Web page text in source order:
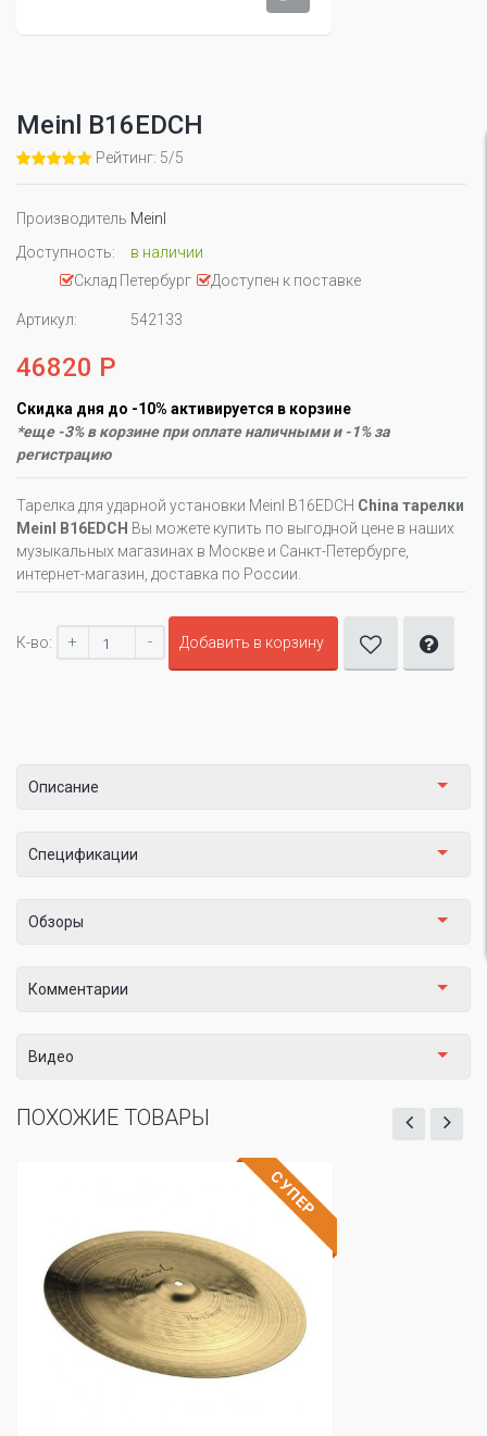
Meinl B16EDCH
Рейтинг: 5/5
Производитель Meinl
Доступность:
в наличии
Склад Петербург
Доступен к поставке
Артикул: 542133
46820 Р
Скидка дня до -10% активируется в корзине
*еще -3% в корзине при оплате наличными и -1% за
регистрацию
Тарелка для ударной установки Meinl B16EDCH China тарелки
Meinl B16EDCH Вы можете купить по выгодной цене в наших
музыкальных магазинах в Москве и Санкт-Петербурге,
интернет-магазин, доставка по России.
К-во: + - Добавить в корзину
Описание
Спецификации
Обзоры
Комментарии
Видео
ПОХОЖИЕ ТОВАРЫ
СУПЕР